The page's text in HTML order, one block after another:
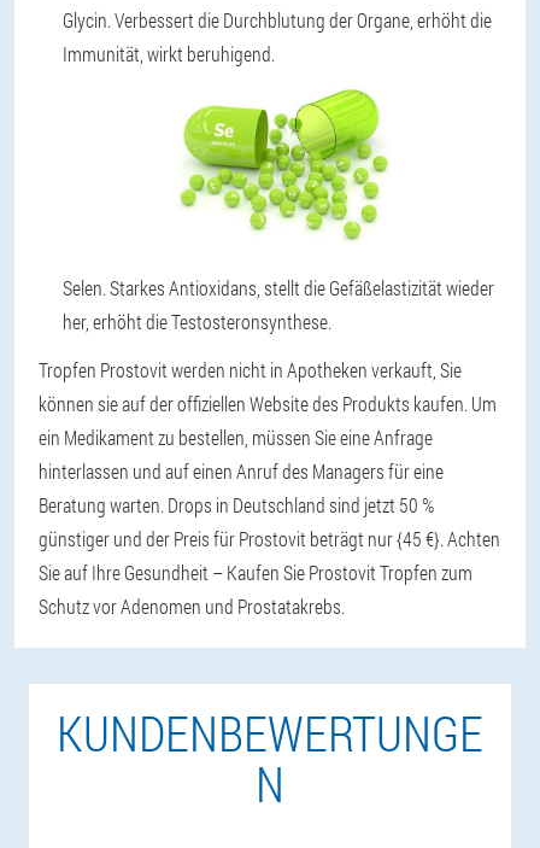
Glycin. Verbessert die Durchblutung der Organe, erhöht die
Immunität, wirkt beruhigend.
Selen. Starkes Antioxidans, stellt die Gefäßelastizität wieder
her, erhöht die Testosteronsynthese.
Tropfen Prostovit werden nicht in Apotheken verkauft, Sie
können sie auf der offiziellen Website des Produkts kaufen. Um
ein Medikament zu bestellen, müssen Sie eine Anfrage
hinterlassen und auf einen Anruf des Managers für eine
Beratung warten. Drops in Deutschland sind jetzt 50 %
günstiger und der Preis für Prostovit beträgt nur {45 €}. Achten
Sie auf Ihre Gesundheit – Kaufen Sie Prostovit Tropfen zum
Schutz vor Adenomen und Prostatakrebs.
KUNDENBEWERTUNGE
N